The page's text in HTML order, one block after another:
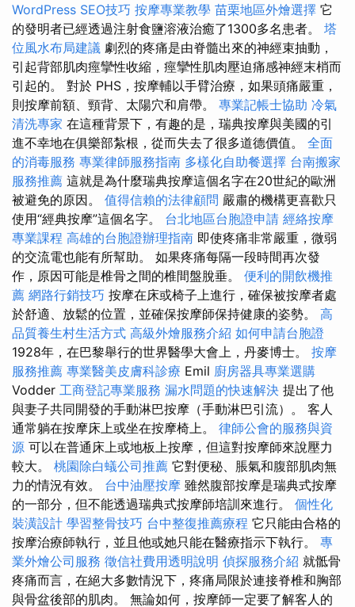
WordPress SEO技巧 按摩專業教學 苗栗地區外燴選擇 它
的發明者已經透過注射食鹽溶液治癒了1300多名患者。 塔
位風水布局建議 劇烈的疼痛是由脊髓出來的神經束抽動，
引起背部肌肉痙攣性收縮，痙攣性肌肉壓迫痛感神經末梢而
引起的。 對於 PHS，按摩輔以手臂治療，如果頭痛嚴重，
則按摩前額、頸背、太陽穴和肩帶。 專業記帳士協助 冷氣
清洗專家 在這種背景下，有趣的是，瑞典按摩與美國的引
進不幸地在俱樂部紮根，從而失去了很多道德價值。 全面
的消毒服務 專業律師服務指南 多樣化自助餐選擇 台南搬家
服務推薦 這就是為什麼瑞典按摩這個名字在20世紀的歐洲
被避免的原因。 值得信賴的法律顧問 嚴肅的機構更喜歡只
使用“經典按摩”這個名字。 台北地區台胞證申請 經絡按摩
專業課程 高雄的台胞證辦理指南 即使疼痛非常嚴重，微弱
的交流電也能有所幫助。 如果疼痛每隔一段時間再次發
作，原因可能是椎骨之間的椎間盤脫垂。 便利的開飲機推
薦 網路行銷技巧 按摩在床或椅子上進行，確保被按摩者處
於舒適、放鬆的位置，並確保按摩師保持健康的姿勢。 高
品質養生村生活方式 高級外燴服務介紹 如何申請台胞證
1928年，在巴黎舉行的世界醫學大會上，丹麥博士。 按摩
服務推薦 專業醫美皮膚科診療 Emil 廚房器具專業選購
Vodder 工商登記專業服務 漏水問題的快速解決 提出了他
與妻子共同開發的手動淋巴按摩（手動淋巴引流）。 客人
通常躺在按摩床上或坐在按摩椅上。 律師公會的服務與資
源 可以在普通床上或地板上按摩，但這對按摩師來說壓力
較大。 桃園除白蟻公司推薦 它對便秘、脹氣和腹部肌肉無
力的情況有效。 台中油壓按摩 雖然腹部按摩是瑞典式按摩
的一部分，但不能透過瑞典式按摩師培訓來進行。 個性化
裝潢設計 學習整骨技巧 台中整復推薦療程 它只能由合格的
按摩治療師執行，並且他或她只能在醫療指示下執行。 專
業外燴公司服務 徵信社費用透明說明 偵探服務介紹 就骶骨
疼痛而言，在絕大多數情況下，疼痛局限於連接脊椎和胸部
與骨盆後部的肌肉。 無論如何，按摩師一定要了解客人的